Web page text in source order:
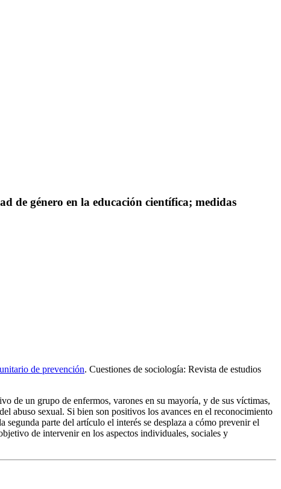
de género en la educación científica; medidas
de prevención. Cuestiones de sociología: Revista de estudios
de un grupo de enfermos, varones en su mayoría, y de sus víctimas,
abuso sexual. Si bien son positivos los avances en el reconocimiento
parte del artículo el interés se desplaza a cómo prevenir el
de intervenir en los aspectos individuales, sociales y